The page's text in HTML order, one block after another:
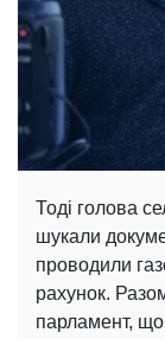
Тоді голова
шукали
проводили
рахунок.
парламент,